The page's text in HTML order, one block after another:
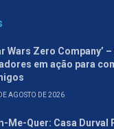
Wars Zero Company’
em ação para
AGOSTO DE 2026
Me-Quer: Casa Durval